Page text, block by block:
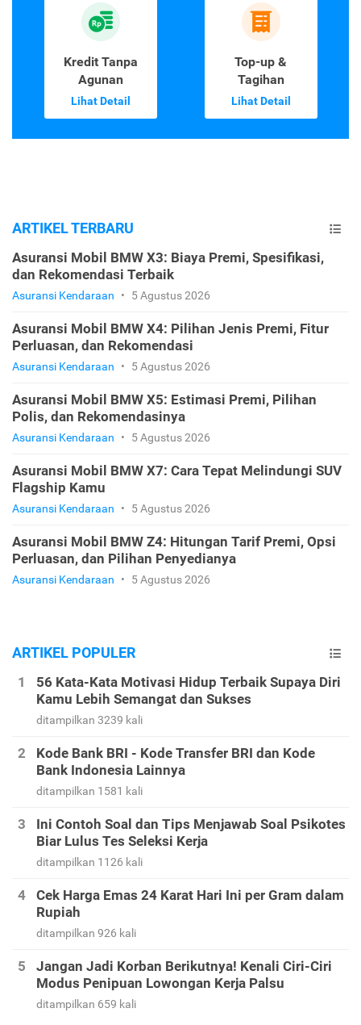
Kredit Tanpa
Agunan
Lihat Detail
Top-up &
Tagihan
Lihat Detail
ARTIKEL TERBARU
Asuransi Mobil BMW X3: Biaya Premi, Spesifikasi,
dan Rekomendasi Terbaik
Asuransi Kendaraan • 5 Agustus 2026
Asuransi Mobil BMW X4: Pilihan Jenis Premi, Fitur
Perluasan, dan Rekomendasi
Asuransi Kendaraan • 5 Agustus 2026
Asuransi Mobil BMW X5: Estimasi Premi, Pilihan
Polis, dan Rekomendasinya
Asuransi Kendaraan • 5 Agustus 2026
Asuransi Mobil BMW X7: Cara Tepat Melindungi SUV
Flagship Kamu
Asuransi Kendaraan • 5 Agustus 2026
Asuransi Mobil BMW Z4: Hitungan Tarif Premi, Opsi
Perluasan, dan Pilihan Penyedianya
Asuransi Kendaraan • 5 Agustus 2026
ARTIKEL POPULER
56 Kata-Kata Motivasi Hidup Terbaik Supaya Diri
Kamu Lebih Semangat dan Sukses
ditampilkan 3239 kali
Kode Bank BRI - Kode Transfer BRI dan Kode
Bank Indonesia Lainnya
ditampilkan 1581 kali
Ini Contoh Soal dan Tips Menjawab Soal Psikotes
Biar Lulus Tes Seleksi Kerja
ditampilkan 1126 kali
Cek Harga Emas 24 Karat Hari Ini per Gram dalam
Rupiah
ditampilkan 926 kali
Jangan Jadi Korban Berikutnya! Kenali Ciri-Ciri
Modus Penipuan Lowongan Kerja Palsu
ditampilkan 659 kali